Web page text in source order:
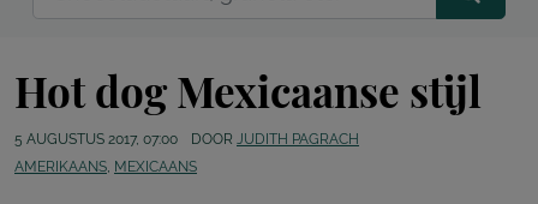
Hot dog Mexicaanse stijl
5 AUGUSTUS 2017, 07:00 DOOR JUDITH PAGRACH
AMERIKAANS, MEXICAANS